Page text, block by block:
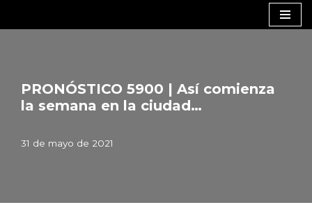
PRONÓSTICO 5900 | Así comienza
la semana en la ciudad…
31 de mayo de 2021